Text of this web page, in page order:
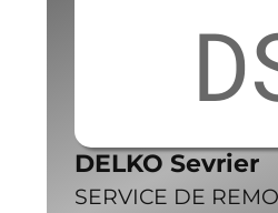
DELKO Sevrier
SERVICE DE